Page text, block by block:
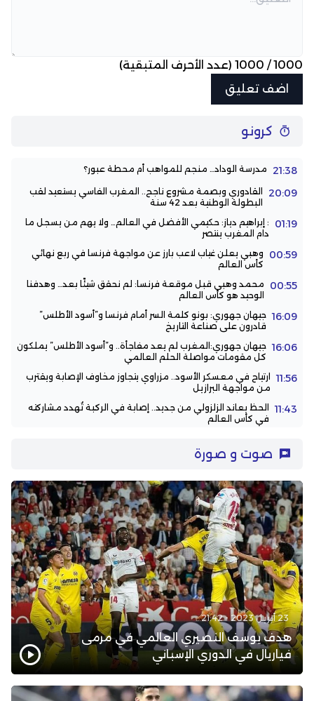
1000
/
1000 (عدد الأحرف المتبقية)
كرونو
21:38 مدرسة الوداد… منجم للمواهب أم محطة عبور؟
20:09
القادوري وبصمة مشروع ناجح.. المغرب الفاسي يستعيد لقب
البطولة الوطنية بعد 42 سنة
01:19
: إبراهيم دياز: حكيمي الأفضل في العالم… ولا يهم من يسجل ما
دام المغرب ينتصر
00:59
وهبي يعلن غياب لاعب بارز عن مواجهة فرنسا في ربع نهائي
كأس العالم
00:55
محمد وهبي قبل موقعة فرنسا: لم نحقق شيئًا بعد… وهدفنا
الوحيد هو كأس العالم
16:09 جيهان جهوري: بونو كلمة السر أمام فرنسا و”أسود الأطلس”
قادرون على صناعة التاريخ
16:06 جيهان جهوري:المغرب لم يعد مفاجأة.. و”أسود الأطلس” يملكون
كل مقومات مواصلة الحلم العالمي
11:56
ارتياح في معسكر الأسود.. مزراوي يتجاوز مخاوف الإصابة ويقترب
من مواجهة البرازيل
11:43
الحظ يعاند الزلزولي من جديد.. إصابة في الركبة تُهدد مشاركته
في كأس العالم
صوت و صورة
23 أبريل 2023 - 21:42
هدف يوسف النصيري العالمي في مرمى
فياريال في الدوري الإسباني